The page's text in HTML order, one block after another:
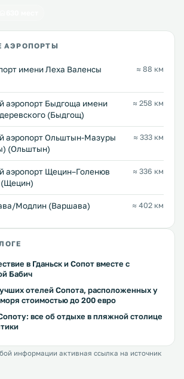
АЭРОПОРТЫ
имени Леха Валенсы
≈ 88 км
аэропорт Быдгоща имени
(Быдгощ)
≈ 258 км
аэропорт Ольштын-Мазуры
(Ольштын)
≈ 333 км
аэропорт Щецин–Голенюв
(Щецин)
≈ 336 км
Модлин (Варшава) ≈ 402 км
в Гданьск и Сопот вместе с
Бабич
отелей Сопота, расположенных у
стоимостью до 200 евро
все об отдыхе в пляжной столице
информации активная ссылка на источник